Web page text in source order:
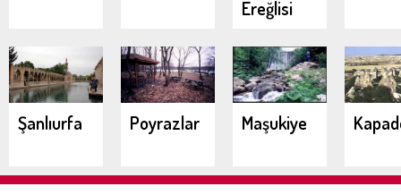
Ereğlisi
Şanlıurfa Poyrazlar Maşukiye